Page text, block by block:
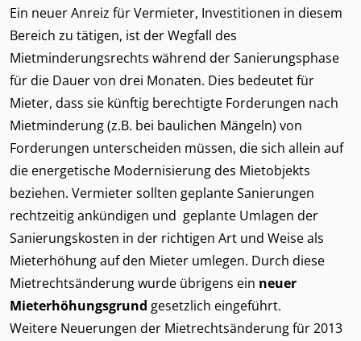
Ein neuer Anreiz für Vermieter, Investitionen in diesem
Bereich zu tätigen, ist der Wegfall des
Mietminderungsrechts während der Sanierungsphase
für die Dauer von drei Monaten. Dies bedeutet für
Mieter, dass sie künftig berechtigte Forderungen nach
Mietminderung (z.B. bei baulichen Mängeln) von
Forderungen unterscheiden müssen, die sich allein auf
die energetische Modernisierung des Mietobjekts
beziehen. Vermieter sollten geplante Sanierungen
rechtzeitig ankündigen und geplante Umlagen der
Sanierungskosten in der richtigen Art und Weise als
Mieterhöhung auf den Mieter umlegen. Durch diese
Mietrechtsänderung wurde übrigens ein neuer
Mieterhöhungsgrund gesetzlich eingeführt.
Weitere Neuerungen der Mietrechtsänderung für 2013